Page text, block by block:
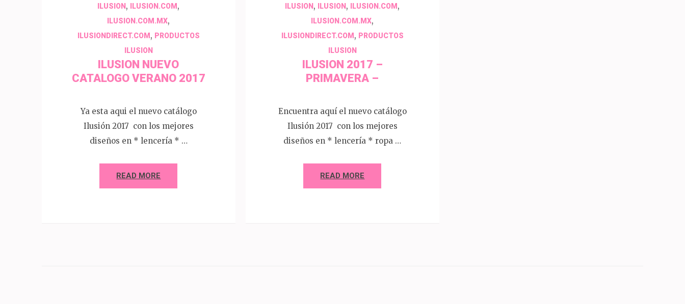
ILUSION , ILUSION.COM ,
ILUSION.COM.MX,
ILUSIONDIRECT.COM , PRODUCTOS
ILUSION
ILUSION NUEVO
CATALOGO VERANO 2017
Ya esta aqui el nuevo catálogo
Ilusión 2017 con los mejores
diseños en * lencería * …
READ MORE
ILUSION , ILUSION , ILUSION.COM ,
ILUSION.COM.MX,
ILUSIONDIRECT.COM , PRODUCTOS
ILUSION
ILUSION 2017 –
PRIMAVERA –
Encuentra aquí el nuevo catálogo
Ilusión 2017 con los mejores
diseños en * lencería * ropa …
READ MORE